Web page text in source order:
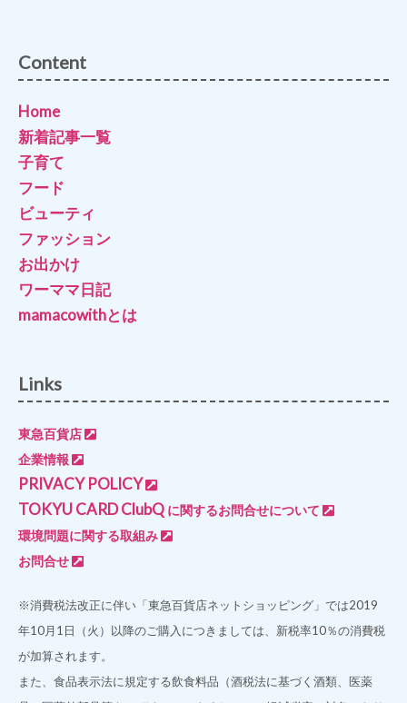
Content
Home
新着記事一覧
子育て
フード
ビューティ
ファッション
お出かけ
ワーママ日記
mamacowithとは
Links
東急百貨店
企業情報
PRIVACY POLICY
TOKYU CARD ClubQ に関するお問合せについて
環境問題に関する取組み
お問合せ
※消費税法改正に伴い「東急百貨店ネットショッピング」では2019
年10月1日（火）以降のご購入につきましては、新税率10％の消費税
が加算されます。
また、食品表示法に規定する飲食料品（酒税法に基づく酒類、医薬